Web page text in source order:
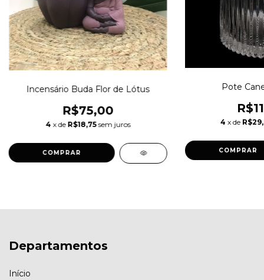
Incensário Buda Flor de Lótus
R$75,00
4 x de R$18,75 sem juros
COMPRAR
Pote
4 x de
COMPRAR
Departamentos
Início